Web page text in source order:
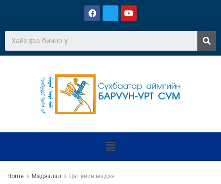
Home Мэдээлэл Цаг үеийн мэдээ